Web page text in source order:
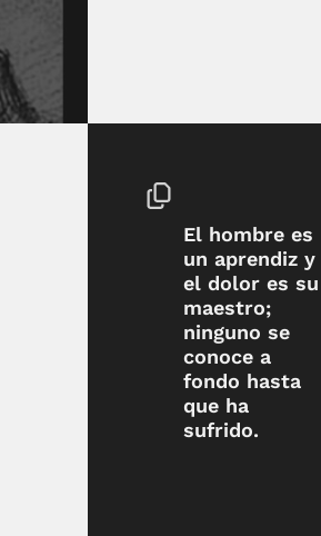
El hombre es
un aprendiz y
el dolor es su
maestro;
ninguno se
conoce a
fondo hasta
que ha
sufrido.